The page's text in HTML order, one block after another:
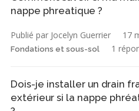
nappe phreatique ?
Publié par Jocelyn Guerrier 17
Fondations et sous-sol 1
Dois-je installer un drain
extérieur si la nappe